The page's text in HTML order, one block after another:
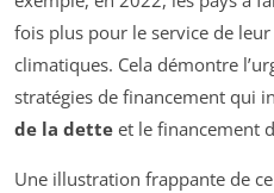
fois plus pour le service de
climatiques. Cela démontre
stratégies de financement qui
de la dette et le financement
Une illustration frappante de